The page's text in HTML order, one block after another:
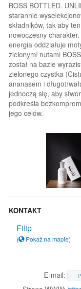
BOSS BOTTLED.
starannie
składników, tak aby
nowoczesny
energia oddziałuje
zielonymi nutami
został na bazie
zielonego czystka
ananasem i
jednoczą się, aby
podkreśla
jego celów.
KONTAKT
Filip
( Pokaż na mapie)
E-mail: